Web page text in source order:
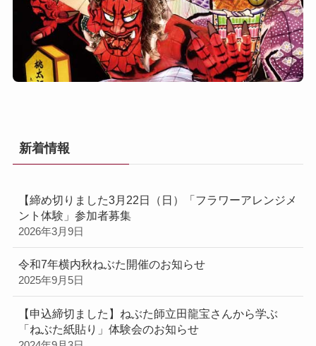
新着情報
【締め切りました3月22日（日）「フラワーアレンジメ
ント体験」参加者募集
2026年3月9日
令和7年横内秋ねぶた開催のお知らせ
2025年9月5日
【申込締切ました】ねぶた師立田龍宝さんから学ぶ
「ねぶた紙貼り」体験会のお知らせ